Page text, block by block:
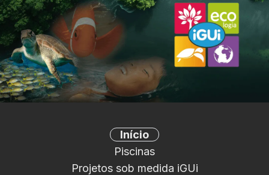
Início
Piscinas
Projetos sob medida iGUi